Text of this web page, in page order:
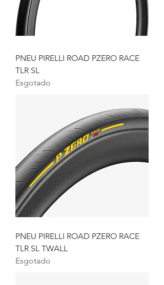
PNEU PIRELLI ROAD PZERO RACE
TLR SL
Esgotado
PNEU PIRELLI ROAD PZERO RACE
TLR SL TWALL
Esgotado